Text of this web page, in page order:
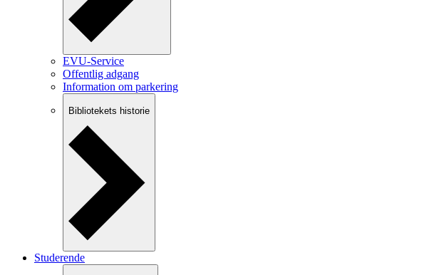
EVU-Service
Offentlig adgang
Information om parkering
Bibliotekets historie
Studerende